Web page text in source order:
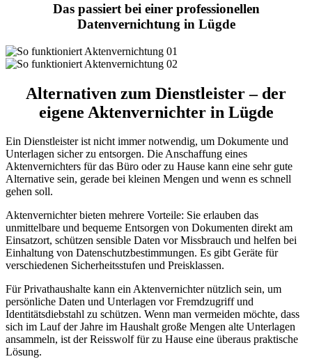
Das passiert bei einer professionellen
Datenvernichtung in Lügde
Alternativen zum Dienstleister – der
eigene Aktenvernichter in Lügde
Ein Dienstleister ist nicht immer notwendig, um Dokumente und
Unterlagen sicher zu entsorgen. Die Anschaffung eines
Aktenvernichters für das Büro oder zu Hause kann eine sehr gute
Alternative sein, gerade bei kleinen Mengen und wenn es schnell
gehen soll.
Aktenvernichter bieten mehrere Vorteile: Sie erlauben das
unmittelbare und bequeme Entsorgen von Dokumenten direkt am
Einsatzort, schützen sensible Daten vor Missbrauch und helfen bei
Einhaltung von Datenschutzbestimmungen. Es gibt Geräte für
verschiedenen Sicherheitsstufen und Preisklassen.
Für Privathaushalte kann ein Aktenvernichter nützlich sein, um
persönliche Daten und Unterlagen vor Fremdzugriff und
Identitätsdiebstahl zu schützen. Wenn man vermeiden möchte, dass
sich im Lauf der Jahre im Haushalt große Mengen alte Unterlagen
ansammeln, ist der Reisswolf für zu Hause eine überaus praktische
Lösung.